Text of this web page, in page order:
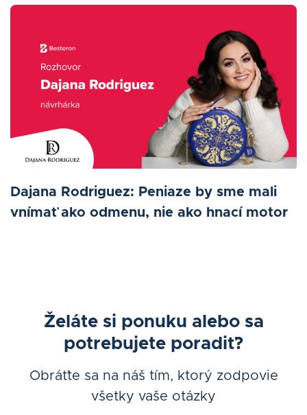
Dajana Rodriguez: Peniaze by sme mali
vnímať ako odmenu, nie ako hnací motor
Želáte si ponuku alebo sa
potrebujete poradiť?
Obráťte sa na náš tím, ktorý zodpovie
všetky vaše otázky